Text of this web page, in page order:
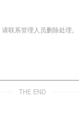
联系管理人员删除处理。
THE END